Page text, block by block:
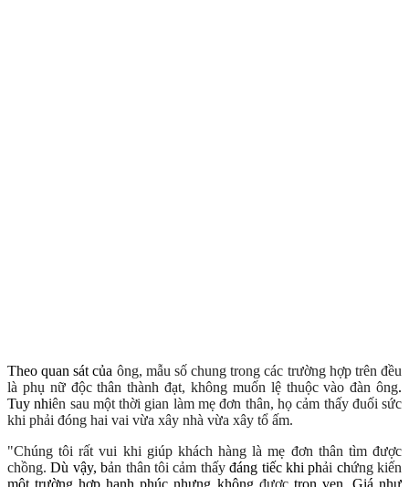
Theo quan sát của ông, mẫu số chung trong các trường hợp trênđều
là phụ nữ độc thân thànhđạt, không muốn lệ thuộc vàođànông.
Tuy nhiên sau một thời gian làm mẹđơn thân, họ cảm thấy đuối sức
khi phải đóng hai vai vừa xây nhà vừa xây tổ ấm.
"Chúng tôi rất vui khi giúp khách hàng là mẹ đơn thân tìmđược
chồng.Dù vậy, bản thân tôi cảm thấyđáng tiếc khi phải chứng kiến
một trường hợp hạnh phúc nhưng không được trọn vẹn. Giá như